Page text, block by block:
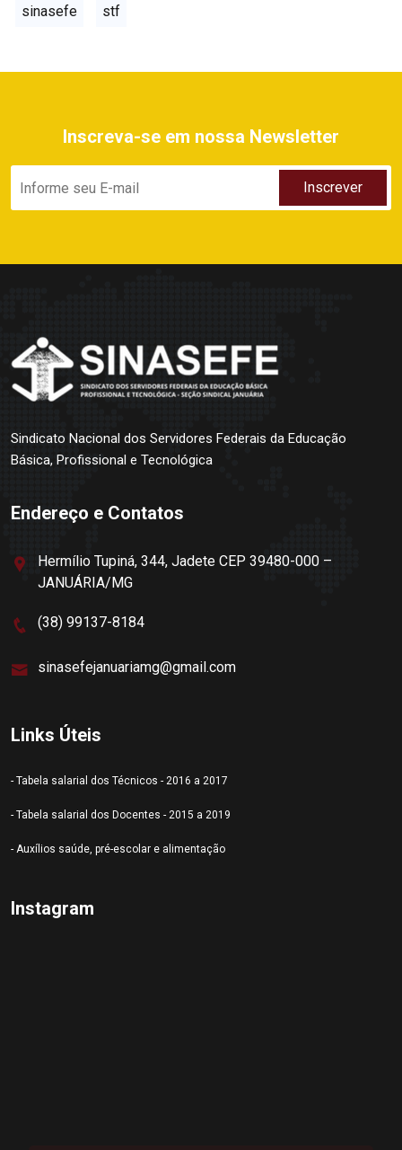
sinasefe stf
Inscreva-se em nossa Newsletter
Sindicato Nacional dos Servidores Federais da Educação
Básica, Profissional e Tecnológica
Endereço e Contatos
Hermílio Tupiná, 344, Jadete CEP 39480-000 –
JANUÁRIA/MG
(38) 99137-8184
sinasefejanuariamg@gmail.com
Links Úteis
- Tabela salarial dos Técnicos - 2016 a 2017
- Tabela salarial dos Docentes - 2015 a 2019
- Auxílios saúde, pré-escolar e alimentação
Instagram